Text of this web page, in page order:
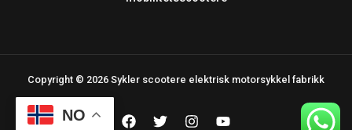
Copyright © 2026 Sykler scootere elektrisk motorsykkel fabrikk
NO